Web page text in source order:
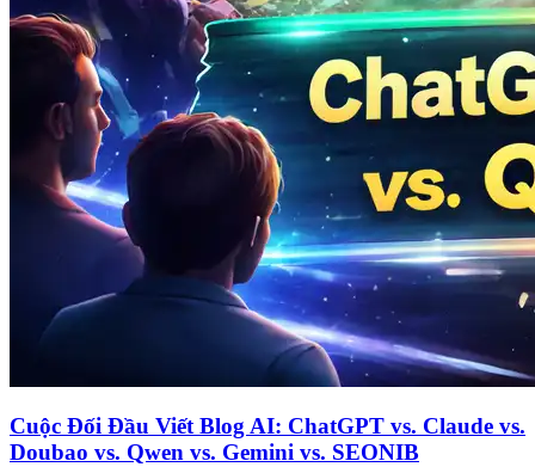
Cuộc Đối Đầu Viết Blog AI: ChatGPT vs. Claude vs.
Doubao vs. Qwen vs. Gemini vs. SEONIB